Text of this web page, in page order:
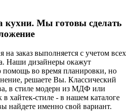
кухни. Мы готовы сделать
заказ выполняется с учетом всех
Наши дизайнеры окажут
помощь во время планировки, но
решаете Вы. Классический
в стиле модерн из МДФ или
хайтек-стиле - в нашем каталоге
найдете именно свой вариант.